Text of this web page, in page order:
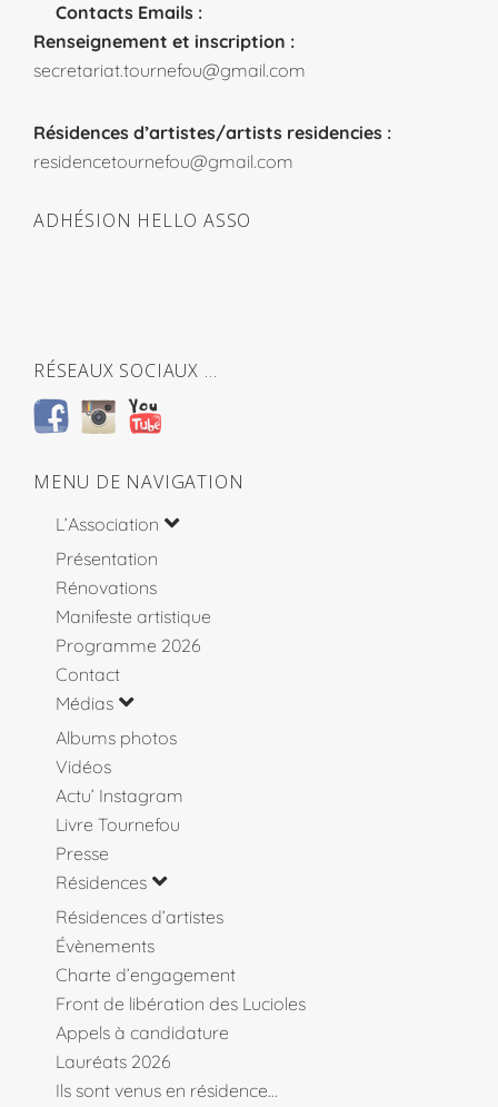
Contacts Emails :
Renseignement et inscription :
secretariat.tournefou@gmail.com
Résidences d’artistes/artists residencies :
residencetournefou@gmail.com
ADHÉSION HELLO ASSO
RÉSEAUX SOCIAUX …
MENU DE NAVIGATION
L’Association
Présentation
Rénovations
Manifeste artistique
Programme 2026
Contact
Médias
Albums photos
Vidéos
Actu’ Instagram
Livre Tournefou
Presse
Résidences
Résidences d’artistes
Évènements
Charte d’engagement
Front de libération des Lucioles
Appels à candidature
Lauréats 2026
Ils sont venus en résidence…